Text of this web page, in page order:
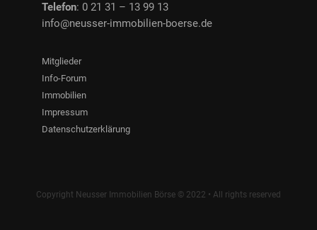
Telefon: 0 21 31 – 13 99 13
info@neusser-immobilien-boerse.de
Mitglieder
Info-Forum
Immobilien
Impressum
Datenschutzerklärung
Copyright Neusser Immobilien Börse © 2022 • All rights reserved